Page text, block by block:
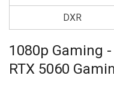
DXR
1080p Gaming -
RTX 5060